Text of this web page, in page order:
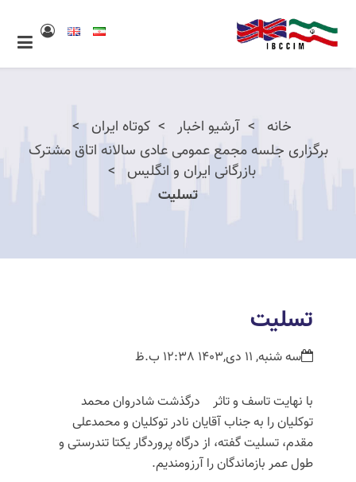
خانه آرشیو اخبار
کوتاه ایران
برگزاری جلسه مجمع عمومی عادی سالانه اتاق مشترک
بازرگانی ایران و انگلیس
تسلیت
تسلیت
سه شنبه, 11 دی,1403 12:38 ب.ظ
با نهایت تاسف و تاثر درگذشت شادروان محمد
توکلیان را به جناب آقایان نادر توکلیان و محمدعلی
مقدم، تسلیت گفته، از درگاه پروردگار یکتا تندرستی و
طول عمر بازماندگان را آرزومندیم.